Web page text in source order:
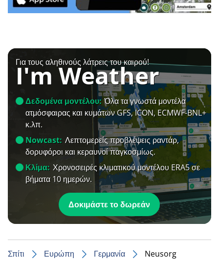
Για τους αληθινούς λάτρεις του καιρού!
I'm Weather
Δεδομένα μοντέλου: Όλα τα γνωστά μοντέλα
ατμόσφαιρας και κυμάτων GFS, ICON, ECMWF-BNL+
κ.λπ.
Nowcast: Λεπτομερείς προβλέψεις ραντάρ,
δορυφόροι και κεραυνοί παγκοσμίως.
Κλίμα: Χρονοσειρές κλιματικού μοντέλου ERA5 σε
βήματα 10 ημερών.
Δοκιμάστε το δωρεάν
Σπίτι Ευρώπη Γερμανία Neusorg